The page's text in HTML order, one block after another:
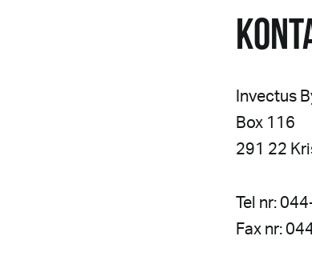
Invectus
Box 116
291 22
Tel nr:
Fax nr: